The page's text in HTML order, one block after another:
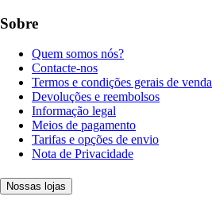
Sobre
Quem somos nós?
Contacte-nos
Termos e condições gerais de venda
Devoluções e reembolsos
Informação legal
Meios de pagamento
Tarifas e opções de envio
Nota de Privacidade
Nossas lojas